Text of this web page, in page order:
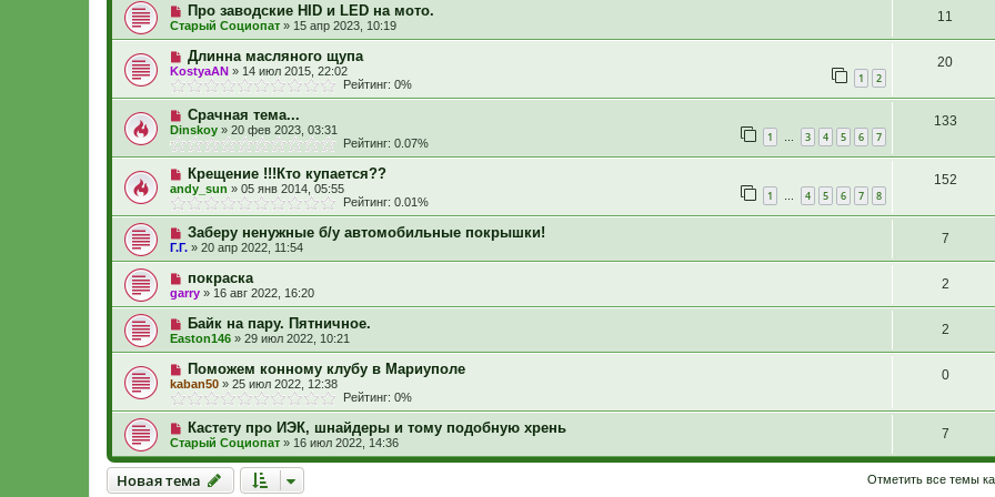
Про заводские HID и LED на мото.
Старый Социопат » 15 апр 2023, 10:19
11
Длинна масляного щупа
KostyaAN » 14 июл 2015, 22:02 1 2
Рейтинг: 0%
20
Срачная тема...
Dinskoy » 20 фев 2023, 03:31 1 … 3 4 5 6 7
Рейтинг: 0.07%
133
Крещение !!!Кто купается??
andy_sun » 05 янв 2014, 05:55 1 … 4 5 6 7 8
Рейтинг: 0.01%
152
Заберу ненужные б/у автомобильные покрышки!
Г.Г. » 20 апр 2022, 11:54
7
покраска
garry » 16 авг 2022, 16:20
2
Байк на пару. Пятничное.
Easton146 » 29 июл 2022, 10:21
2
Поможем конному клубу в Мариуполе
kaban50 » 25 июл 2022, 12:38
Рейтинг: 0%
0
Кастету про ИЭК, шнайдеры и тому подобную хрень
Старый Социопат » 16 июл 2022, 14:36
7
Новая тема
Новаятема Отметить все темы